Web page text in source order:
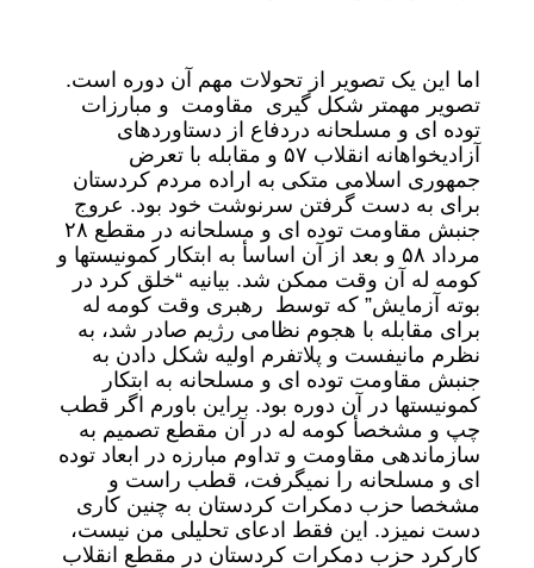
اما این یک تصویر از تحولات مهم آن دوره است.
تصویر مهمتر شکل گیری مقاومت و مبارزات
توده ای و مسلحانه دردفاع از دستاوردهای
آزادیخواهانه انقلاب ۵۷ و مقابله با تعرض
جمهوری اسلامی متکی به اراده مردم کردستان
برای به دست گرفتن سرنوشت خود بود. عروج
جنبش مقاومت توده ای و مسلحانه در مقطع ۲۸
مرداد ۵۸ و بعد از آن اساسأ به ابتکار کمونیستها و
کومه له آن وقت ممکن شد. بیانیه “خلق کرد در
بوته آزمایش” که توسط رهبری وقت کومه له
برای مقابله با هجوم نظامی رژیم صادر شد، به
نظرم مانیفست و پلاتفرم اولیه شکل دادن به
جنبش مقاومت توده ای و مسلحانه به ابتکار
کمونیستها در آن دوره بود. براین باورم اگر قطب
چپ و مشخصأ کومه له در آن مقطع تصمیم به
سازماندهی مقاومت و تداوم مبارزه در ابعاد توده
ای و مسلحانه را نمیگرفت، قطب راست و
مشخصا حزب دمکرات کردستان به چنین کاری
دست نمیزد. این فقط ادعای تحلیلی من نیست،
کارکرد حزب دمکرات کردستان در مقطع انقلاب